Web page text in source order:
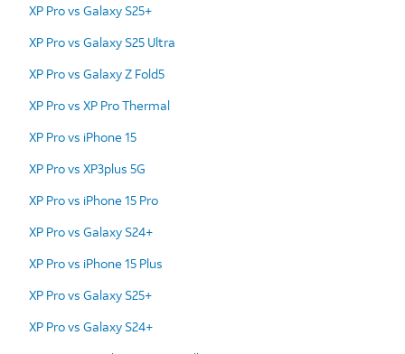
XP Pro vs Galaxy S25+
XP Pro vs Galaxy S25 Ultra
XP Pro vs Galaxy Z Fold5
XP Pro vs XP Pro Thermal
XP Pro vs iPhone 15
XP Pro vs XP3plus 5G
XP Pro vs iPhone 15 Pro
XP Pro vs Galaxy S24+
XP Pro vs iPhone 15 Plus
XP Pro vs Galaxy S25+
XP Pro vs Galaxy S24+